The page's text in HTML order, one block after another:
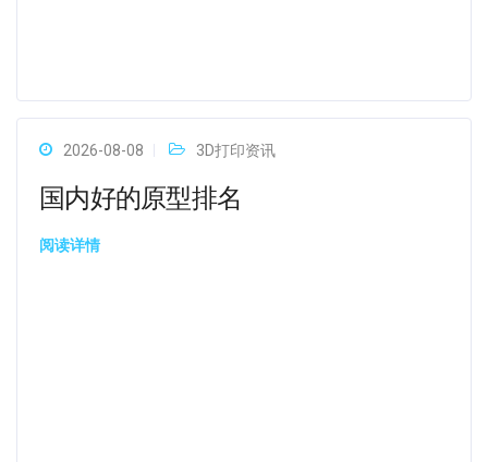
2026-08-08 3D打印资讯
国内好的原型排名
阅读详情